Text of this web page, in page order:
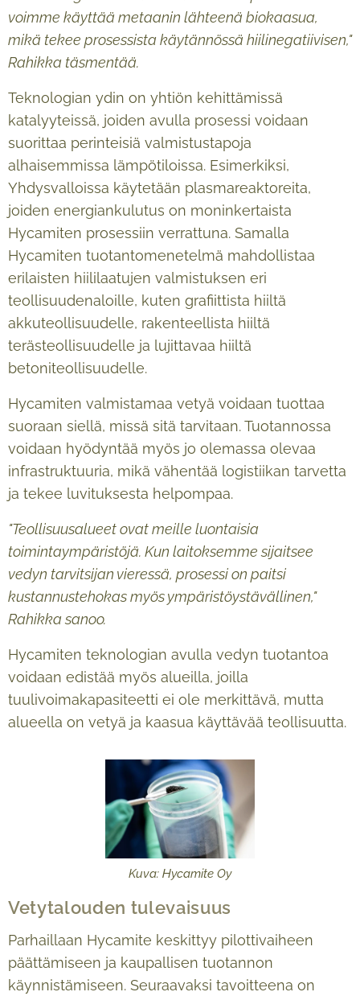
voimme käyttää metaanin lähteenä biokaasua,
mikä tekee prosessista käytännössä hiilinegatiivisen,"
Rahikka täsmentää.
Teknologian ydin on yhtiön kehittämissä
katalyyteissä, joiden avulla prosessi voidaan
suorittaa perinteisiä valmistustapoja
alhaisemmissa lämpötiloissa. Esimerkiksi,
Yhdysvalloissa käytetään plasmareaktoreita,
joiden energiankulutus on moninkertaista
Hycamiten prosessiin verrattuna. Samalla
Hycamiten tuotantomenetelmä mahdollistaa
erilaisten hiililaatujen valmistuksen eri
teollisuudenaloille, kuten grafiittista hiiltä
akkuteollisuudelle, rakenteellista hiiltä
terästeollisuudelle ja lujittavaa hiiltä
betoniteollisuudelle.
Hycamiten valmistamaa vetyä voidaan tuottaa
suoraan siellä, missä sitä tarvitaan. Tuotannossa
voidaan hyödyntää myös jo olemassa olevaa
infrastruktuuria, mikä vähentää logistiikan tarvetta
ja tekee luvituksesta helpompaa.
"Teollisuusalueet ovat meille luontaisia
toimintaympäristöjä. Kun laitoksemme sijaitsee
vedyn tarvitsijan vieressä, prosessi on paitsi
kustannustehokas myös ympäristöystävällinen,"
Rahikka sanoo.
Hycamiten teknologian avulla vedyn tuotantoa
voidaan edistää myös alueilla, joilla
tuulivoimakapasiteetti ei ole merkittävä, mutta
alueella on vetyä ja kaasua käyttävää teollisuutta.
Kuva: Hycamite Oy
Vetytalouden tulevaisuus
Parhaillaan Hycamite keskittyy pilottivaiheen
päättämiseen ja kaupallisen tuotannon
käynnistämiseen. Seuraavaksi tavoitteena on